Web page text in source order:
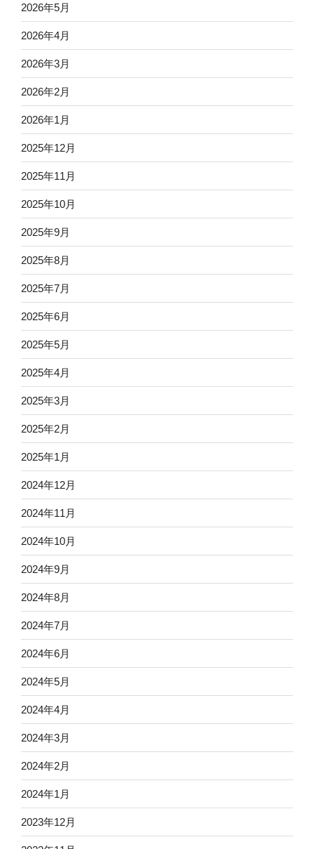
2026年5月
2026年4月
2026年3月
2026年2月
2026年1月
2025年12月
2025年11月
2025年10月
2025年9月
2025年8月
2025年7月
2025年6月
2025年5月
2025年4月
2025年3月
2025年2月
2025年1月
2024年12月
2024年11月
2024年10月
2024年9月
2024年8月
2024年7月
2024年6月
2024年5月
2024年4月
2024年3月
2024年2月
2024年1月
2023年12月